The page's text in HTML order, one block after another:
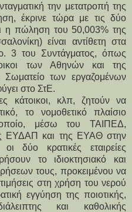
την μετατροπή της
έκρινε τώρα με τις δύο
η πώληση του 50,003% της
είναι αντίθετη στα
3 του Συντάγματος, όπως
των Αθηνών και της
των εργαζομένων
στο ΣτΕ.
κάτοικοι, κλπ, ζητούν να
το νομοθετικό πλαίσιο
μέσω του ΤΑΙΠΕΔ,
ΕΥΔΑΠ και της ΕΥΑΘ στην
δύο κρατικές εταιρείες
το ιδιοκτησιακό και
τους, προκειμένου να
στη χρήση του νερού
εγγύηση της ποιοτικής,
και καθολικής